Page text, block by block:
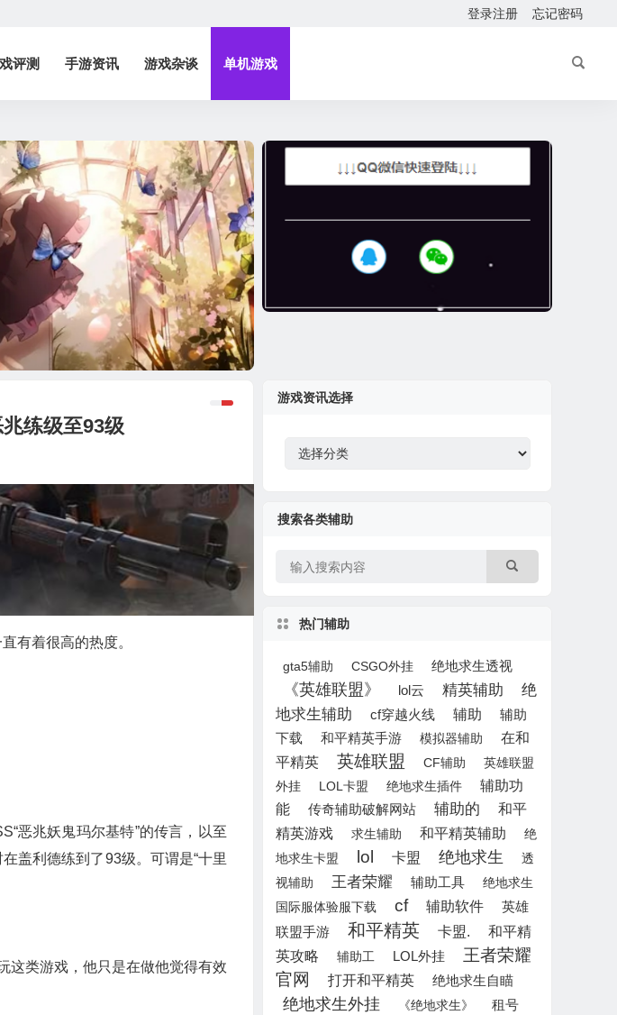
登录注册 忘记密码
评测 手游资讯 游戏杂谈 单机游戏
练级至93级
有着很高的热度。
恶兆妖鬼玛尔基特”的传言，以至
盖利德练到了93级。可谓是“十里
这类游戏，他只是在做他觉得有效
游戏资讯选择
搜索各类辅助
热门辅助
gta5辅助 CSGO外挂 绝地求生透视
《英雄联盟》 lol云 精英辅助
绝
地求生辅助
cf穿越火线 辅助
辅助
下载
和平精英手游 模拟器辅助
在和
平精英
英雄联盟 CF辅助
英雄联盟
外挂
LOL卡盟 绝地求生插件
辅助功
能
传奇辅助破解网站 辅助的
和平
精英游戏
求生辅助 和平精英辅助
绝
地求生卡盟
lol 卡盟 绝地求生
透
视辅助
王者荣耀 辅助工具
绝地求生
国际服体验服下载
cf 辅助软件
英雄
联盟手游
和平精英 卡盟.
和平精
英攻略
辅助工 LOL外挂
王者荣耀
官网
打开和平精英 绝地求生自瞄
绝地求生外挂 《绝地求生》 租号